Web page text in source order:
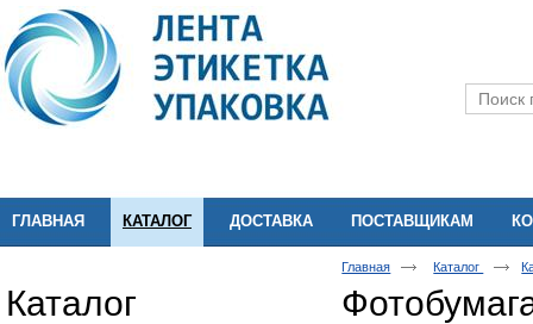
ГЛАВНАЯ КАТАЛОГ ДОСТАВКА ПОСТАВЩИКАМ
Каталог
Главная Каталог